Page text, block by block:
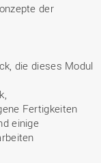
der
die dieses Modul
Fertigkeiten
einige